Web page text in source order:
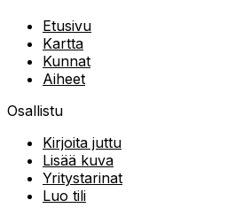
Etusivu
Kartta
Kunnat
Aiheet
Osallistu
Kirjoita juttu
Lisää kuva
Yritystarinat
Luo tili